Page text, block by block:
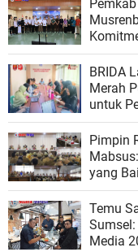
BRIDA
Merah
untuk
Pimpin
yang
Temu
Media